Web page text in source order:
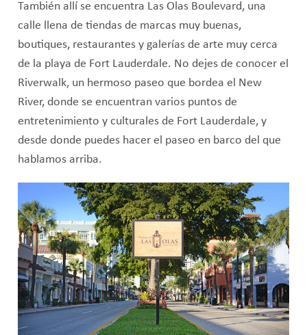
También allí se encuentra Las Olas Boulevard, una
calle llena de tiendas de marcas muy buenas,
boutiques, restaurantes y galerías de arte muy cerca
de la playa de Fort Lauderdale. No dejes de conocer el
Riverwalk, un hermoso paseo que bordea el New
River, donde se encuentran varios puntos de
entretenimiento y culturales de Fort Lauderdale, y
desde donde puedes hacer el paseo en barco del que
hablamos arriba.